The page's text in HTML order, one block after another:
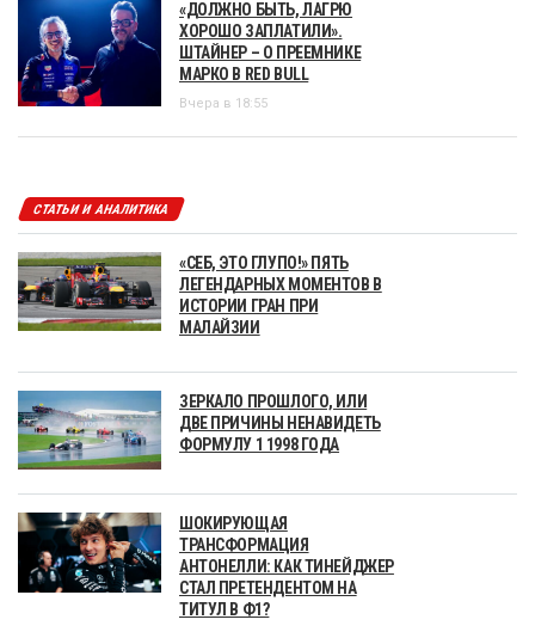
«ДОЛЖНО БЫТЬ, ЛАГРЮ
ХОРОШО ЗАПЛАТИЛИ».
ШТАЙНЕР – О ПРЕЕМНИКЕ
МАРКО В RED BULL
Вчера в 18:55
СТАТЬИ И АНАЛИТИКА
«СЕБ, ЭТО ГЛУПО!» ПЯТЬ
ЛЕГЕНДАРНЫХ МОМЕНТОВ В
ИСТОРИИ ГРАН ПРИ
МАЛАЙЗИИ
ЗЕРКАЛО ПРОШЛОГО, ИЛИ
ДВЕ ПРИЧИНЫ НЕНАВИДЕТЬ
ФОРМУЛУ 1 1998 ГОДА
ШОКИРУЮЩАЯ
ТРАНСФОРМАЦИЯ
АНТОНЕЛЛИ: КАК ТИНЕЙДЖЕР
СТАЛ ПРЕТЕНДЕНТОМ НА
ТИТУЛ В Ф1?